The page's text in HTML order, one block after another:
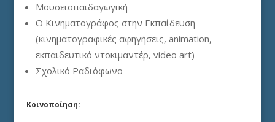
Μουσειοπαιδαγωγική
Ο Κινηματογράφος στην Εκπαίδευση
(κινηματογραφικές αφηγήσεις, animation,
εκπαιδευτικό ντοκιμαντέρ, video art)
Σχολικό Ραδιόφωνο
Κοινοποίηση: